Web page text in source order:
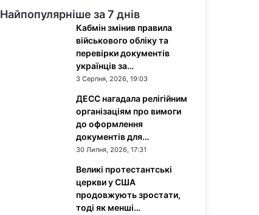
Найпопулярніше за 7 днів
Кабмін змінив правила
військового обліку та
перевірки документів
українців за…
3 Серпня, 2026, 19:03
ДЕСС нагадала релігійним
організаціям про вимоги
до оформлення
документів для…
30 Липня, 2026, 17:31
Великі протестантські
церкви у США
продовжують зростати,
тоді як менші…